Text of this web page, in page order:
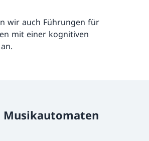
wir auch Führungen für
mit einer kognitiven
Musikautomaten